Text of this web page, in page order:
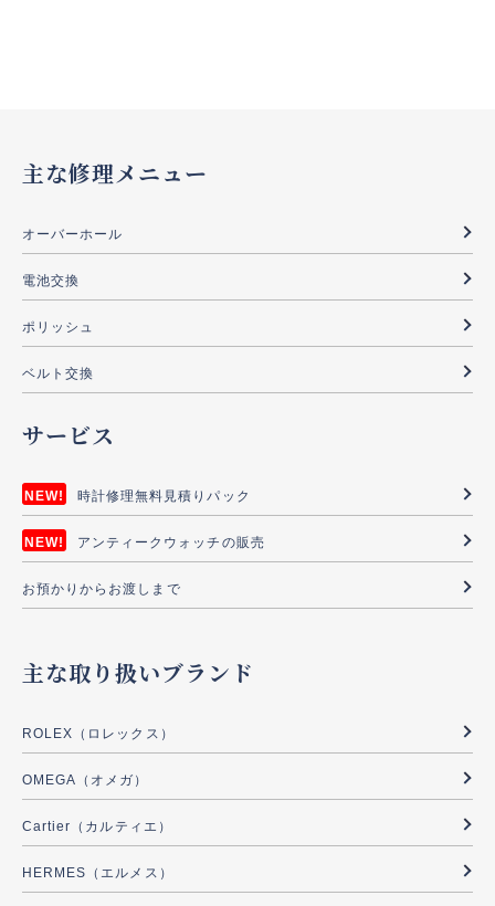
主な修理メニュー
オーバーホール
電池交換
ポリッシュ
ベルト交換
サービス
時計修理無料見積りパック
アンティークウォッチの販売
お預かりからお渡しまで
主な取り扱いブランド
ROLEX（ロレックス）
OMEGA（オメガ）
Cartier（カルティエ）
HERMES（エルメス）